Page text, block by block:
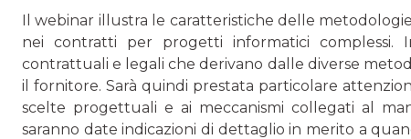
Il webinar illustra le caratteristiche delle
nei contratti per progetti informatici complessi.
contrattuali e legali che derivano dalle diverse
il fornitore. Sarà quindi prestata particolare
scelte progettuali e ai meccanismi collegati al
saranno date indicazioni di dettaglio in merito a